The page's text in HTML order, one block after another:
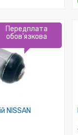
NISSAN
Передплата
обов'язкова